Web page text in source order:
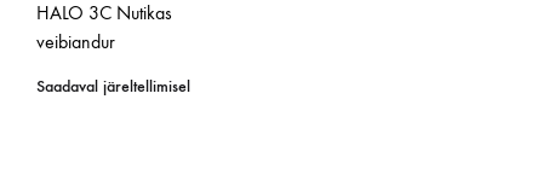
HALO 3C Nutikas
veibiandur
Saadaval järeltellimisel